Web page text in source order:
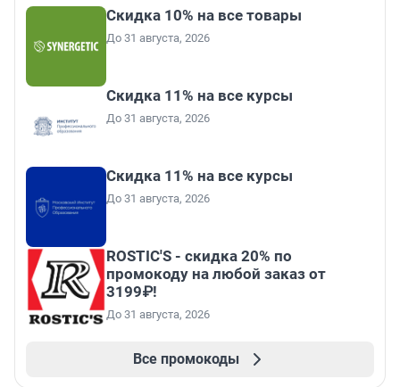
Скидка 10% на все товары
До 31 августа, 2026
Скидка 11% на все курсы
До 31 августа, 2026
Скидка 11% на все курсы
До 31 августа, 2026
ROSTIC'S - скидка 20% по
промокоду на любой заказ от
3199₽!
До 31 августа, 2026
Все промокоды